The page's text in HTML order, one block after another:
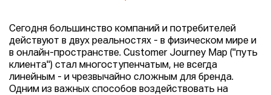
Сегодня большинство компаний и потребителей
действуют в двух реальностях - в физическом мире и
в онлайн-пространстве. Customer Journey Map ("путь
клиента") стал многоступенчатым, не всегда
линейным - и чрезвычайно сложным для бренда.
Одним из важных способов воздействовать на